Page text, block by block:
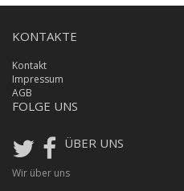
KONTAKTE
Kontakt
Impressum
AGB
FOLGE UNS
ÜBER UNS
Wir über uns